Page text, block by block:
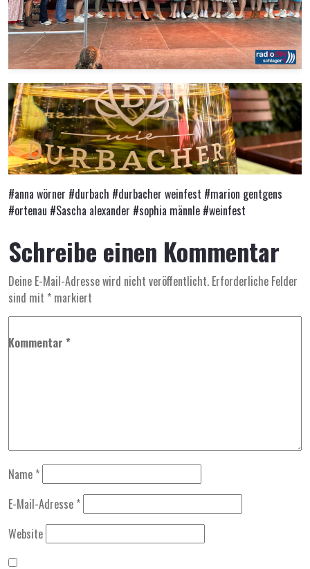
#anna wörner #durbach #durbacher weinfest #marion gentgens
#ortenau #Sascha alexander #sophia männle #weinfest
Schreibe einen Kommentar
Deine E-Mail-Adresse wird nicht veröffentlicht. Erforderliche Felder
sind mit * markiert
Kommentar *
Name *
E-Mail-Adresse *
Website